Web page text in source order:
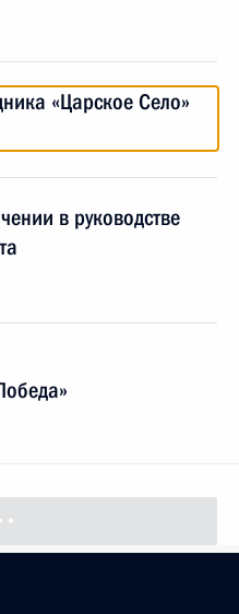
«Царское Село»
в руководстве